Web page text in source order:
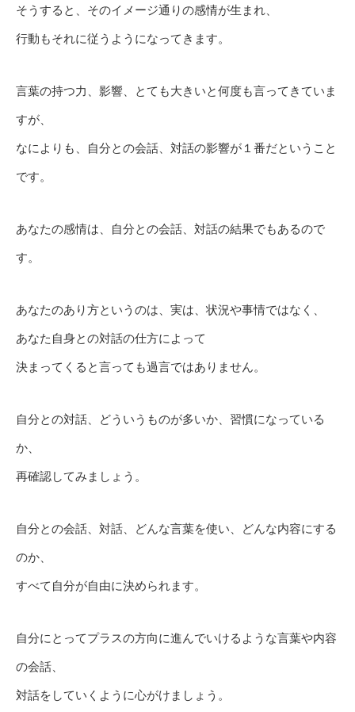
そうすると、そのイメージ通りの感情が生まれ、
行動もそれに従うようになってきます。
言葉の持つ力、影響、とても大きいと何度も言ってきていま
すが、
なによりも、自分との会話、対話の影響が１番だということ
です。
あなたの感情は、自分との会話、対話の結果でもあるので
す。
あなたのあり方というのは、実は、状況や事情ではなく、
あなた自身との対話の仕方によって
決まってくると言っても過言ではありません。
自分との対話、どういうものが多いか、習慣になっている
か、
再確認してみましょう。
自分との会話、対話、どんな言葉を使い、どんな内容にする
のか、
すべて自分が自由に決められます。
自分にとってプラスの方向に進んでいけるような言葉や内容
の会話、
対話をしていくように心がけましょう。